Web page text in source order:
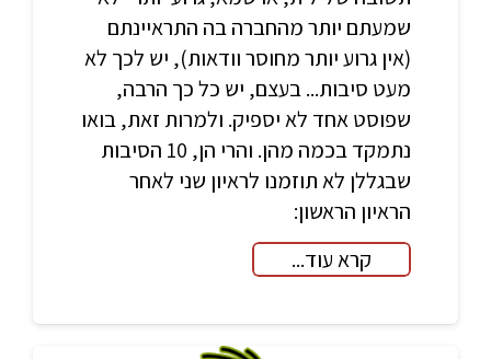
שמעתם יותר מהחברה בה התראיינתם
(אין גרוע יותר מחוסר וודאות), יש לכך לא
מעט סיבות... בעצם, יש כל כך הרבה,
שפוסט אחד לא יספיק. ולמרות זאת, בואו
נתמקד בכמה מהן. והרי הן, 10 הסיבות
שבגללן לא תוזמנו לראיון שני לאחר
הראיון הראשון:
קרא עוד...